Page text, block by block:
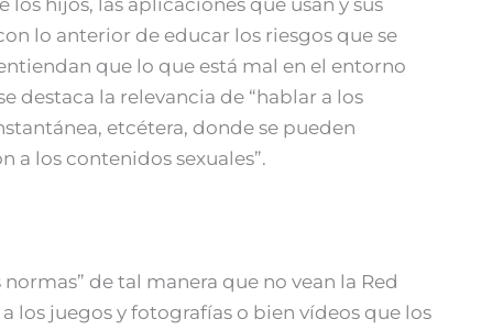
lo anterior de educar los riesgos que se
que lo que está mal en el entorno
destaca la relevancia de “hablar a los
etcétera, donde se pueden
a los contenidos sexuales”.
de tal manera que no vean la Red
los juegos y fotografías o bien vídeos que los